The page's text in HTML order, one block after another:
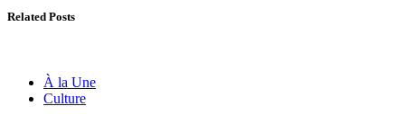
Related Posts
À la Une
Culture